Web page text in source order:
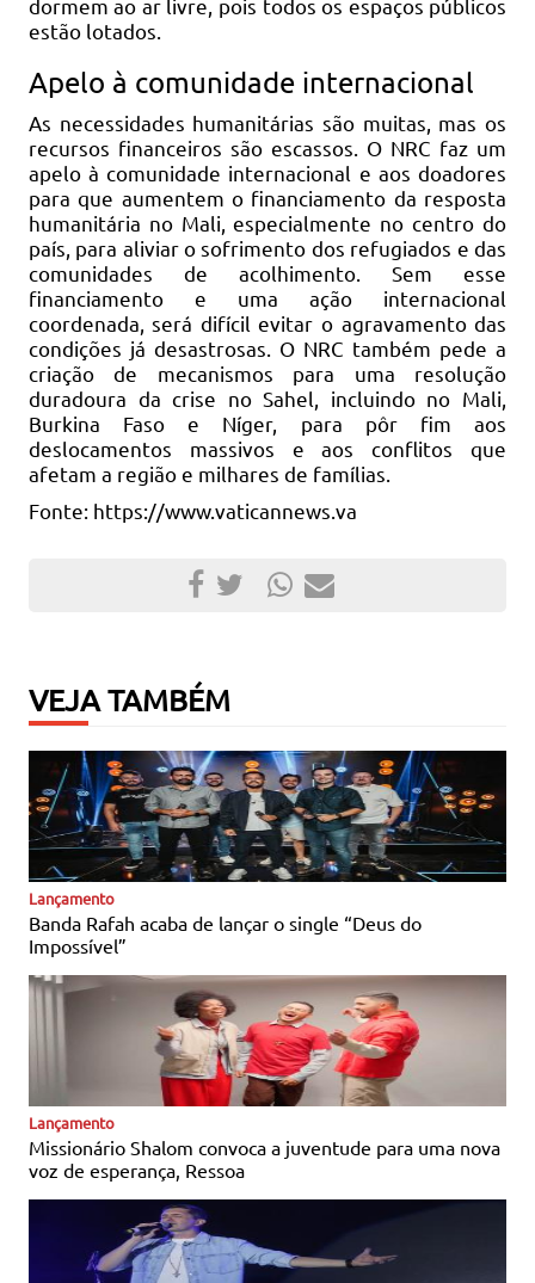
dormem ao ar livre, pois todos os espaços públicos
estão lotados.
Apelo à comunidade internacional
As necessidades humanitárias são muitas, mas os
recursos financeiros são escassos. O NRC faz um
apelo à comunidade internacional e aos doadores
para que aumentem o financiamento da resposta
humanitária no Mali, especialmente no centro do
país, para aliviar o sofrimento dos refugiados e das
comunidades de acolhimento. Sem esse
financiamento e uma ação internacional
coordenada, será difícil evitar o agravamento das
condições já desastrosas. O NRC também pede a
criação de mecanismos para uma resolução
duradoura da crise no Sahel, incluindo no Mali,
Burkina Faso e Níger, para pôr fim aos
deslocamentos massivos e aos conflitos que
afetam a região e milhares de famílias.
Fonte: https://www.vaticannews.va
VEJA TAMBÉM
Notícias Católicas
Lançamento
Banda Rafah acaba de lançar o single “Deus do
Impossível”
Notícias Católicas
Lançamento
Missionário Shalom convoca a juventude para uma nova
voz de esperança, Ressoa